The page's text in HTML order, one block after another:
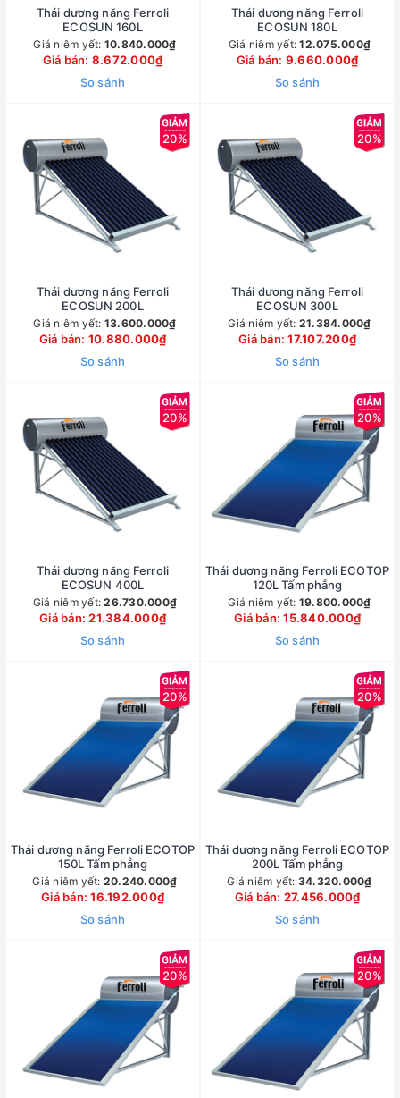
Thái dương năng Ferroli
ECOSUN 160L
Giá niêm yết: 10.840.000₫
Giá bán: 8.672.000₫
So sánh
Thái dương năng Ferroli
ECOSUN 180L
Giá niêm yết:12.075.000₫
Giá bán: 9.660.000₫
So sánh
20%
Thái dương năng Ferroli
ECOSUN 200L
Giá niêm yết: 13.600.000₫
Giá bán: 10.880.000₫
So sánh
20%
Thái dương năng Ferroli
ECOSUN 300L
Giá niêm yết: 21.384.000₫
Giá bán:17.107.200₫
So sánh
20%
Thái dương năng Ferroli
ECOSUN 400L
Giá niêm yết:26.730.000₫
Giá bán:21.384.000₫
So sánh
20%
Thái dương năng Ferroli ECOTOP
120L Tấm phẳng
Giá niêm yết: 19.800.000₫
Giá bán:15.840.000₫
So sánh
20%
Thái dương năng Ferroli ECOTOP
150L Tấm phẳng
Giá niêm yết: 20.240.000₫
Giá bán:16.192.000₫
So sánh
20%
Thái dương năng Ferroli ECOTOP
200L Tấm phẳng
Giá niêm yết: 34.320.000₫
Giá bán: 27.456.000₫
So sánh
20% 20%